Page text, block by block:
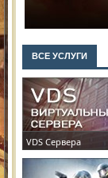
ВСЕ УСЛУГИ
VDS Сервера
ЗАКАЗАТЬ СЕРВЕР